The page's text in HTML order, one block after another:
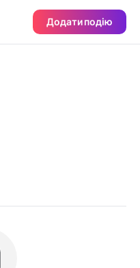
Додати подію